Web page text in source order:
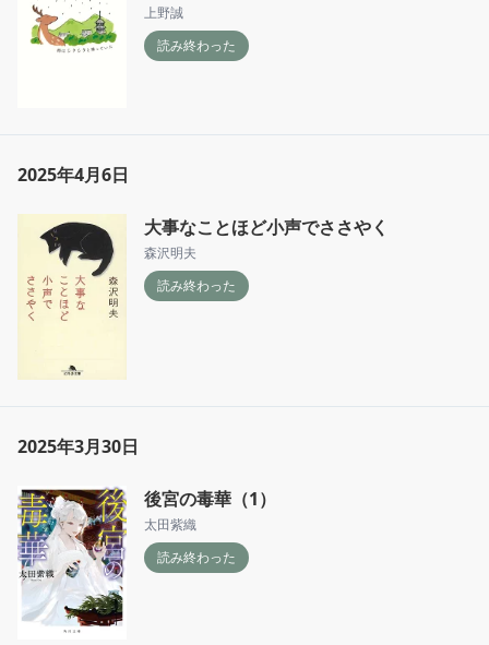
上野誠
読み終わった
2025年4月6日
大事なことほど小声でささやく
森沢明夫
読み終わった
2025年3月30日
後宮の毒華（1）
太田紫織
読み終わった